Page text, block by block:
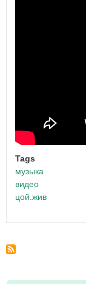
Tags
музыка
видео
цой.жив